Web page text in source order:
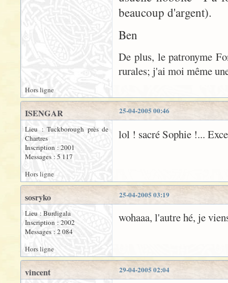
beaucoup d'argent).
Ben
De plus, le patronyme
rurales; j'ai moi même
Hors ligne
25-04-2005 00:46
ISENGAR
Lieu : Tuckborough près de
Chartres
Inscription : 2001
Messages : 5 117
lol ! sacré Sophie !...
Hors ligne
25-04-2005 03:19
sosryko
Lieu : Burdigala
Inscription : 2002
Messages : 2 084
wohaaa, l'autre hé, je
Hors ligne
29-04-2005 02:04
vincent